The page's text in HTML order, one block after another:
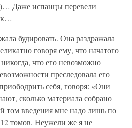
Даже испанцы перевели
будировать. Она раздражала
говоря ему, что начатого
что его невозможно
преследовала его
себя, говоря: «Они
сколько материала собрано
введения мне надо лишь по
томов. Неужели же я не